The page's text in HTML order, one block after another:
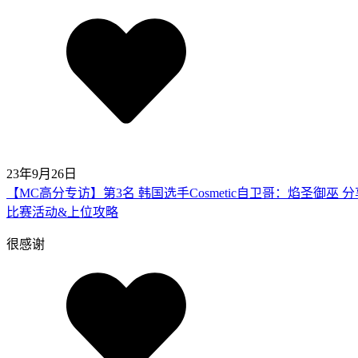
23年9月26日
【MC高分专访】第3名 韩国选手Cosmetic自卫哥：焰圣御巫 分
比赛活动&上位攻略
很感谢